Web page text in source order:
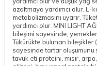
azaltmaya yardımcı olur.
metabolizmasını uyarır.
yardımcı olur. MINI LIGHT
bileşimi sayesinde,
Tükürükte bulunan bileşikler
sayesinde tartar oluşumunu
tavuk eti proteini, mısır,